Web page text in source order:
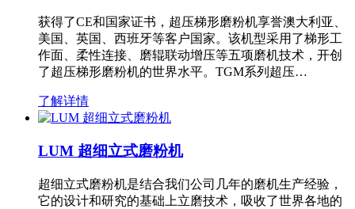
获得了CE和国家证书，超压梯形磨粉机享誉澳大利亚、
美国、英国、西班牙等客户国家。该机型采用了梯形工
作面、柔性连接、磨辊联动增压等五项磨机技术，开创
了超压梯形磨粉机的世界水平。TGM系列超压…
了解详情
LUM 超细立式磨粉机
超细立式磨粉机是结合我们公司几年的磨机生产经验，
它的设计和研究的基础上立磨技术，吸收了世界各地的